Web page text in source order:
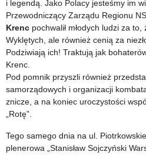
i legendą. Jako Polacy jesteśmy im
Przewodniczący Zarządu Regionu
Krenc pochwalił młodych ludzi za
Wyklętych, ale również cenią za
Podziwiają ich! Traktują jak
Krenc.
Pod pomnik przyszli również
samorządowych i organizacji
znicze, a na koniec uroczystości
„Rotę”.
Tego samego dnia na ul.
plenerowa „Stanisław Sojczyński